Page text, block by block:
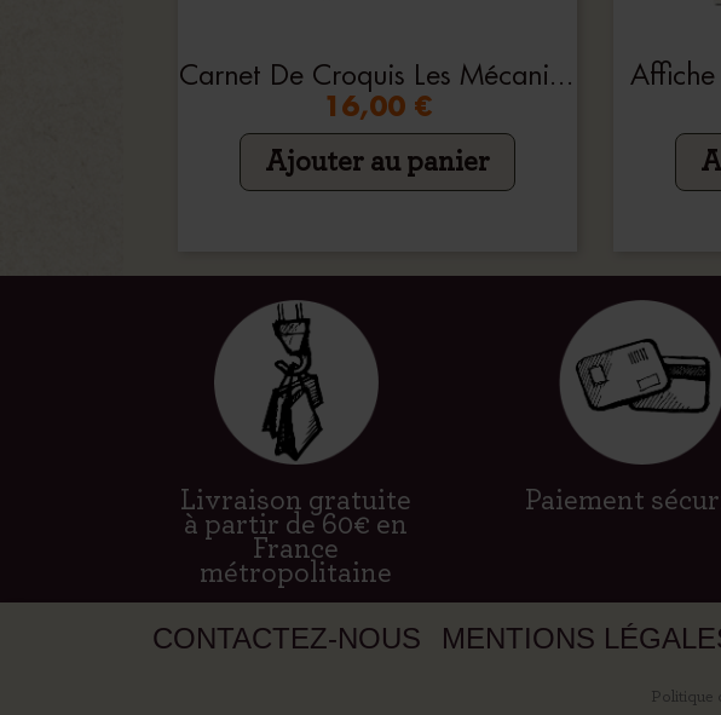
Carnet De Croquis Les Mécaniques Savantes
16,00 €
Ajouter au panier
Livraison gratuite
à partir de 60€ en
France
métropolitaine
Paiement
CONTACTEZ-NOUS MENTIONS
Politique